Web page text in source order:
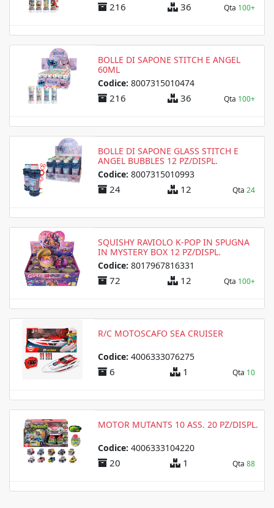
216 36 Qta 100+
BOLLE DI SAPONE STITCH E ANGEL
60ML
Codice: 8007315010474
216 36 Qta 100+
BOLLE DI SAPONE GLASS STITCH E
ANGEL BUBBLES 12 PZ/DISPL.
Codice: 8007315010993
24 12 Qta 24
SQUISHY RAVIOLO K-POP IN SPUGNA
IN MYSTERY BOX 12 PZ/DISPL.
Codice: 8017967816331
72 12 Qta 100+
R/C MOTOSCAFO SEA CRUISER
Codice: 4006333076275
6 1 Qta 10
MOTOR MUTANTS 10 ASS. 20 PZ/DISPL.
Codice: 4006333104220
20 1 Qta 88